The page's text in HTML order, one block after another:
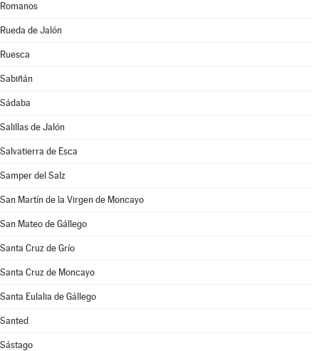
Romanos
Rueda de Jalón
Ruesca
Sabiñán
Sádaba
Salillas de Jalón
Salvatierra de Esca
Samper del Salz
San Martín de la Virgen de Moncayo
San Mateo de Gállego
Santa Cruz de Grío
Santa Cruz de Moncayo
Santa Eulalia de Gállego
Santed
Sástago